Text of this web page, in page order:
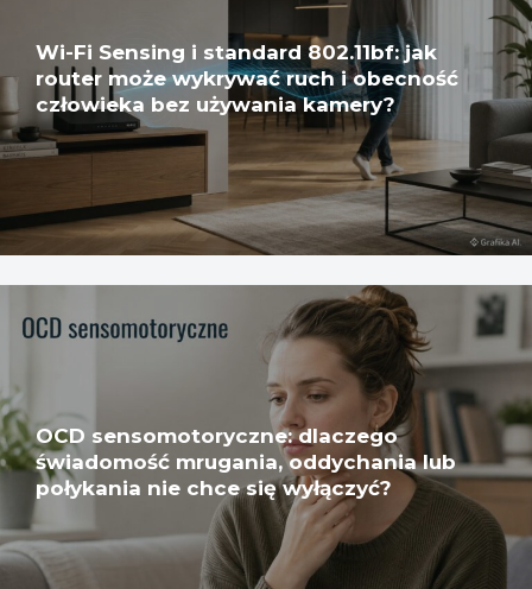
Wi-Fi Sensing i standard 802.11bf: jak
router może wykrywać ruch i obecność
człowieka bez używania kamery?
OCD sensomotoryczne: dlaczego
świadomość mrugania, oddychania lub
połykania nie chce się wyłączyć?